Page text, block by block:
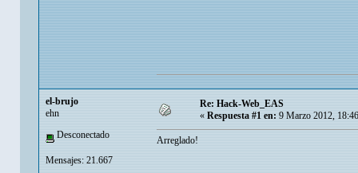
el-brujo
ehn
Desconectado
Mensajes: 21.667
Re: Hack-Web_EAS
« Respuesta #1 en: 9 Marzo 2012,
Arreglado!